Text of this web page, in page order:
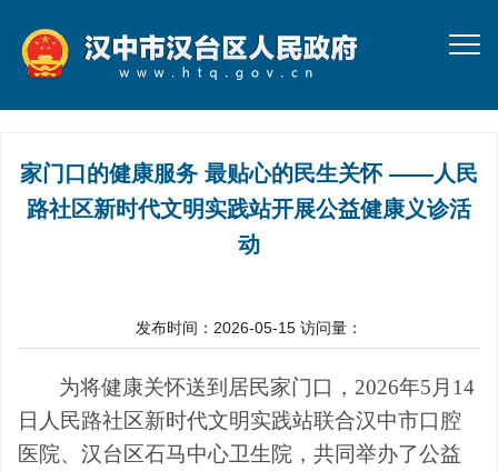
家门口的健康服务 最贴心的民生关怀 ——人民
路社区新时代文明实践站开展公益健康义诊活
动
发布时间：2026-05-15 访问量：
为将健康关怀送到居民家门口，2026年5月14
日人民路社区新时代文明实践站联合汉中市口腔
医院、汉台区石马中心卫生院，共同举办了公益